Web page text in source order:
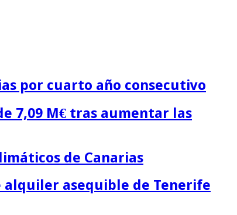
por cuarto año consecutivo
7,09 M€ tras aumentar las
de Canarias
alquiler asequible de Tenerife